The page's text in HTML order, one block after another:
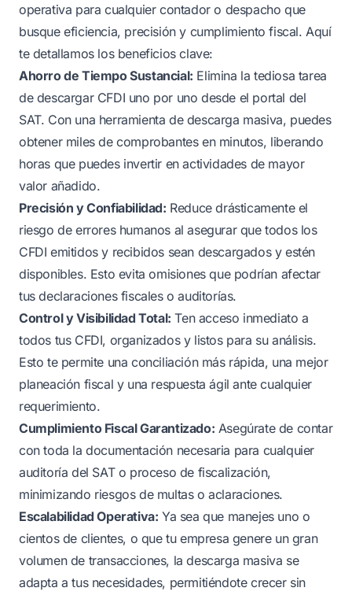
operativa para cualquier contador o despacho que
busque eficiencia, precisión y cumplimiento fiscal. Aquí
te detallamos los beneficios clave:
Ahorro de Tiempo Sustancial: Elimina la tediosa tarea
de descargar CFDI uno por uno desde el portal del
SAT. Con una herramienta de descarga masiva, puedes
obtener miles de comprobantes en minutos, liberando
horas que puedes invertir en actividades de mayor
valor añadido.
Precisión y Confiabilidad: Reduce drásticamente el
riesgo de errores humanos al asegurar que todos los
CFDI emitidos y recibidos sean descargados y estén
disponibles. Esto evita omisiones que podrían afectar
tus declaraciones fiscales o auditorías.
Control y Visibilidad Total: Ten acceso inmediato a
todos tus CFDI, organizados y listos para su análisis.
Esto te permite una conciliación más rápida, una mejor
planeación fiscal y una respuesta ágil ante cualquier
requerimiento.
Cumplimiento Fiscal Garantizado: Asegúrate de contar
con toda la documentación necesaria para cualquier
auditoría del SAT o proceso de fiscalización,
minimizando riesgos de multas o aclaraciones.
Escalabilidad Operativa: Ya sea que manejes uno o
cientos de clientes, o que tu empresa genere un gran
volumen de transacciones, la descarga masiva se
adapta a tus necesidades, permitiéndote crecer sin